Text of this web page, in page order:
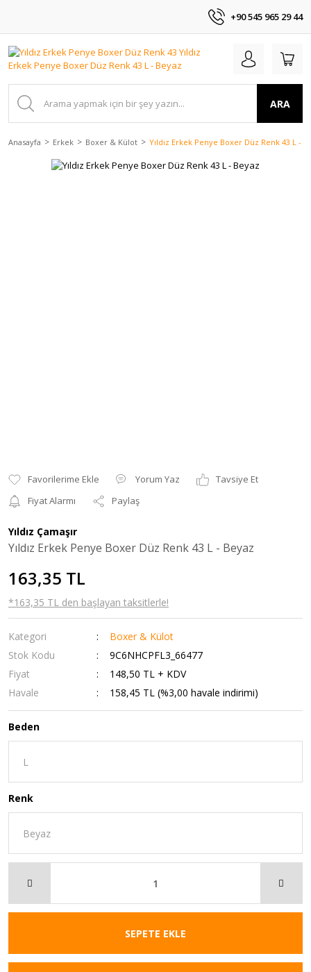
+90 545 965 29 44
ARA
Anasayfa Erkek Boxer & Külot Yıldız Erkek Penye Boxer Düz Renk 43 L -
Yorum Yaz
Tavsiye Et
Fiyat Alarmı
Paylaş
Yıldız Çamaşır
Yıldız Erkek Penye Boxer Düz Renk 43 L - Beyaz
163,35 TL
*163,35 TL den başlayan taksitlerle!
Kategori
Boxer & Külot
Stok Kodu
9C6NHCPFL3_66477
Fiyat
148,50 TL + KDV
Havale
158,45 TL (%3,00 havale indirimi)
Beden
Renk
SEPETE EKLE